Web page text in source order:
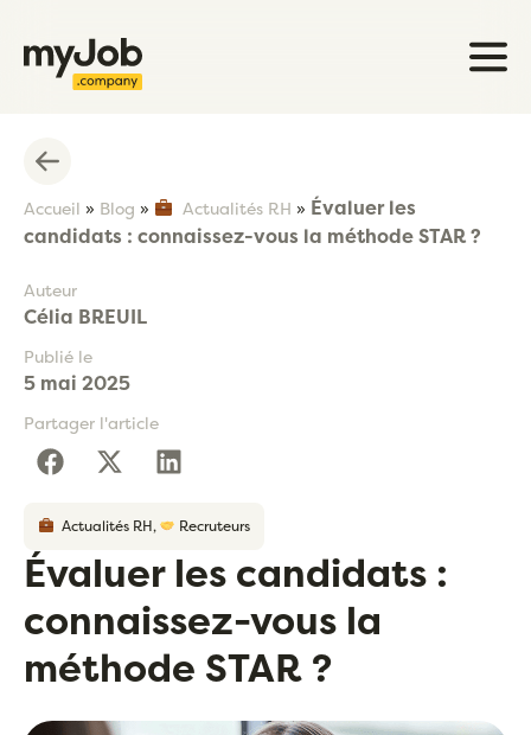
Accueil » Blog » Actualités RH » Évaluer les
candidats : connaissez-vous la méthode STAR ?
Auteur
Célia BREUIL
Publié le
5 mai 2025
Partager l'article
Actualités RH, Recruteurs
Évaluer les candidats :
connaissez-vous la
méthode STAR ?